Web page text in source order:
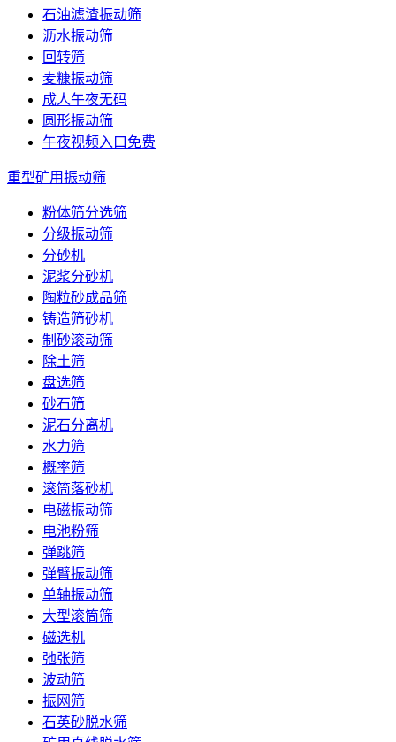
石油滤渣振动筛
沥水振动筛
回转筛
麦糠振动筛
成人午夜无码
圆形振动筛
午夜视频入口免费
重型矿用振动筛
粉体筛分选筛
分级振动筛
分砂机
泥浆分砂机
陶粒砂成品筛
铸造筛砂机
制砂滚动筛
除土筛
盘选筛
砂石筛
泥石分离机
水力筛
概率筛
滚筒落砂机
电磁振动筛
电池粉筛
弹跳筛
弹臂振动筛
单轴振动筛
大型滚筒筛
磁选机
弛张筛
波动筛
振网筛
石英砂脱水筛